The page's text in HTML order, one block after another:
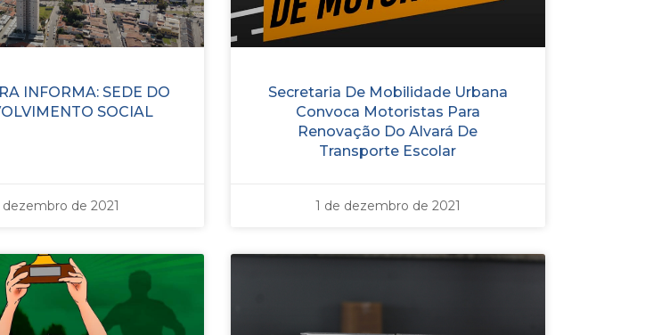
INFORMA: SEDE DO
SOCIAL
dezembro de 2021
Secretaria De Mobilidade Urbana
Convoca Motoristas Para
Renovação Do Alvará De
Transporte Escolar
1 de dezembro de 2021